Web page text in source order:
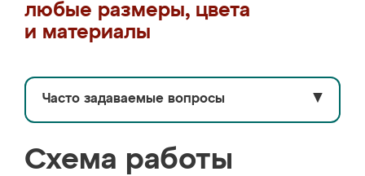
любые размеры, цвета
и материалы
Часто задаваемые вопросы ▼
Схема работы